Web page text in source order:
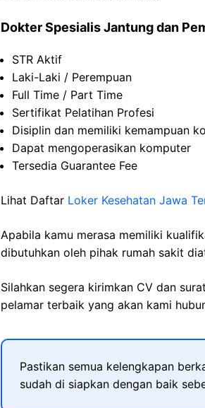
Dokter Spesialis Jantung dan
STR Aktif
Laki-Laki / Perempuan
Full Time / Part Time
Sertifikat Pelatihan Profesi
Disiplin dan memiliki kemampuan
Dapat mengoperasikan komputer
Tersedia Guarantee Fee
Lihat Daftar Loker Kesehatan Jawa
Apabila kamu merasa memiliki
dibutuhkan oleh pihak rumah sakit
Silahkan segera kirimkan CV dan
pelamar terbaik yang akan kami
Pastikan semua kelengkapan
sudah di siapkan dengan baik